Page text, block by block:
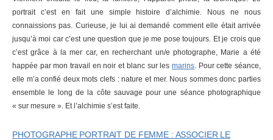
portrait c’est en fait une simple histoire d’alchimie. Nous ne nous
connaissions pas. Curieuse, je lui ai demandé comment elle était arrivée
jusqu’à moi car c’est une question que je me pose toujours. Et je crois que
c’est grâce à la mer car, en recherchant un/e photographe, Marie a été
happée par mon travail en noir et blanc sur les marins. Pour cette séance,
elle m’a confié deux mots clefs : nature et mer. Nous sommes donc parties
ensemble le long de la côte sauvage pour une séance photographique
« sur mesure ». Et l’alchimie s’est faite.
PHOTOGRAPHE PORTRAIT DE FEMME : ASSOCIER LE